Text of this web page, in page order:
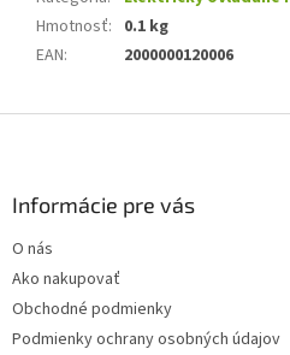
Hmotnosť: 0.1 kg
EAN: 2000000120006
Informácie pre vás
O nás
Ako nakupovať
Obchodné podmienky
Podmienky ochrany osobných údajov